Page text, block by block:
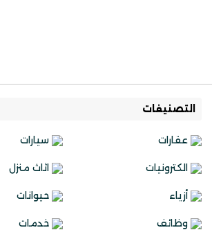
التصنيفات
عقارات سيارات
الكترونيات اثاث منزل
أزياء حيوانات
وظائف خدمات